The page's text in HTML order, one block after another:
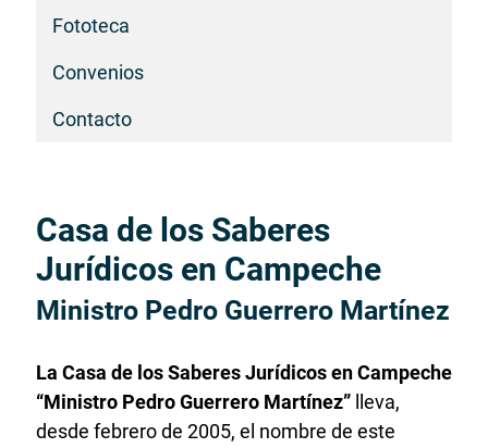
Fototeca
Convenios
Contacto
Inicio
del
contenido
principal
Casa de los Saberes
Jurídicos en Campeche
Ministro Pedro Guerrero Martínez
La Casa de los Saberes Jurídicos en Campeche
“Ministro Pedro Guerrero Martínez” lleva,
desde febrero de 2005, el nombre de este